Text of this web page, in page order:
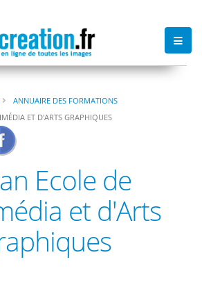
ANNUAIRE DES FORMATIONS
ET D'ARTS GRAPHIQUES
Ecole de
et d'Arts